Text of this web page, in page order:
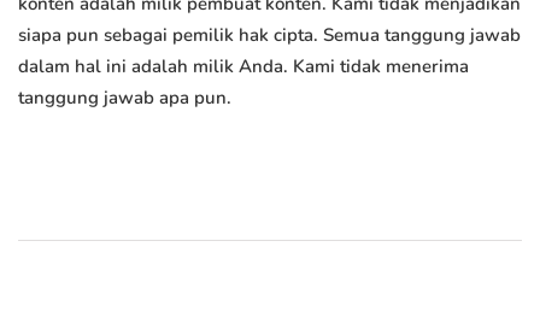
siapa pun sebagai pemilik hak cipta. Semua tanggung jawab
dalam hal ini adalah milik Anda. Kami tidak menerima
tanggung jawab apa pun.